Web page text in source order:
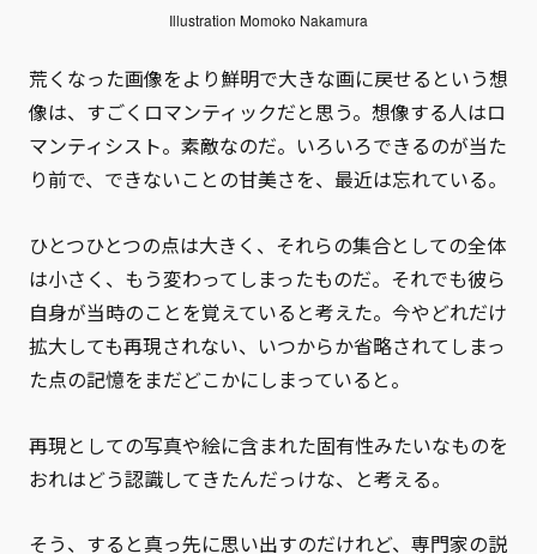
Illustration Momoko Nakamura
荒くなった画像をより鮮明で大きな画に戻せるという想
像は、すごくロマンティックだと思う。想像する人はロ
マンティシスト。素敵なのだ。いろいろできるのが当た
り前で、できないことの甘美さを、最近は忘れている。
ひとつひとつの点は大きく、それらの集合としての全体
は小さく、もう変わってしまったものだ。それでも彼ら
自身が当時のことを覚えていると考えた。今やどれだけ
拡大しても再現されない、いつからか省略されてしまっ
た点の記憶をまだどこかにしまっていると。
再現としての写真や絵に含まれた固有性みたいなものを
おれはどう認識してきたんだっけな、と考える。
そう、すると真っ先に思い出すのだけれど、専門家の説